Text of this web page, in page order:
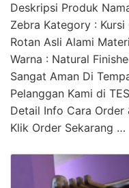
Deskripsi Produk
Zebra Kategory :
Rotan Asli Alami
Warna : Natural
Sangat Aman Di
Pelanggan Kami di
Detail Info Cara Order
Klik Order Sekarang …